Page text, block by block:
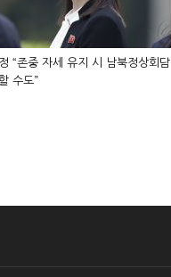
“존중 자세 유지 시 남북정상회담
수도”